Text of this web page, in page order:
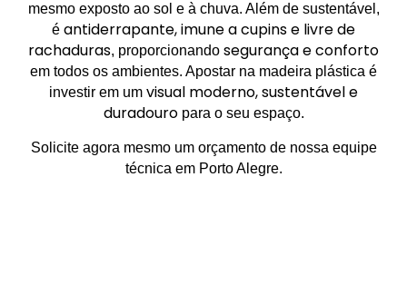
mesmo exposto ao sol e à chuva. Além de sustentável,
é antiderrapante, imune a cupins e livre de
rachaduras, proporcionando segurança e conforto
em todos os ambientes. Apostar na madeira plástica é
investir em um visual moderno, sustentável e
duradouropara o seu espaço.
Solicite agora mesmo um orçamento de nossa equipe
técnica em Porto Alegre.